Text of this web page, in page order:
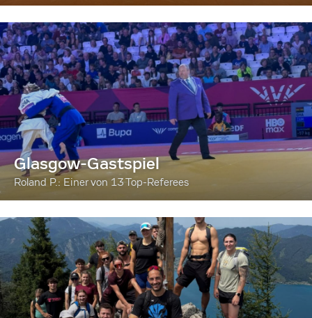
Glasgow-Gastspiel
Roland P.: Einer von 13 Top-Referees